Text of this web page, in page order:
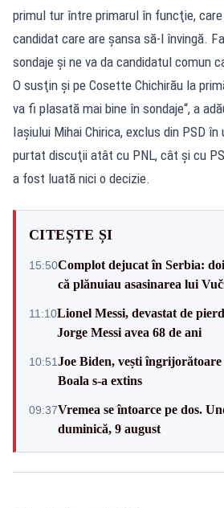
primul tur între primarul în funcţie,
candidat care are şansa să-l învingă.
sondaje şi ne va da candidatul comun
O susţin și pe Cosette Chichirău la
va fi plasată mai bine în sondaje“, a
Iaşiului Mihai Chirica, exclus din PSD în
purtat discuţii atât cu PNL, cât şi cu
a fost luată nici o decizie.
CITEȘTE ȘI
15:50Complot dejucat în Serbia:
că plănuiau asasinarea lui
11:10Lionel Messi, devastat de
Jorge Messi avea 68 de ani
10:51Joe Biden, vești îngrijorătoare
Boala s-a extins
09:37Vremea se întoarce pe dos.
duminică, 9 august